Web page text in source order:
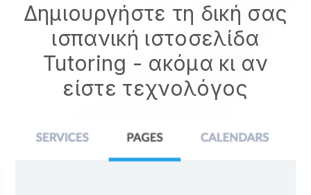
Δημιουργήστε τη δική σας
ισπανική ιστοσελίδα
Tutoring - ακόμα κι αν
είστε τεχνολόγος